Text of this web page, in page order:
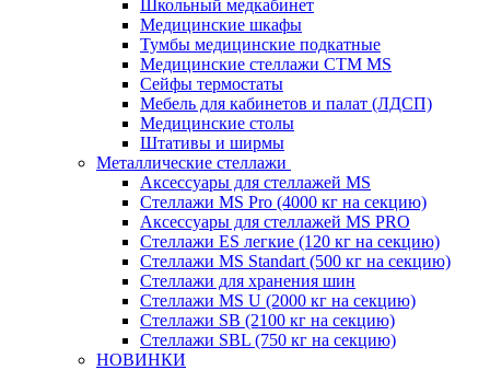
Школьный медкабинет
Медицинские шкафы
Тумбы медицинские подкатные
Медицинские стеллажи CTM MS
Сейфы термостаты
Мебель для кабинетов и палат (ЛДСП)
Медицинские столы
Штативы и ширмы
Металлические стеллажи
Аксессуары для стеллажей MS
Стеллажи MS Pro (4000 кг на секцию)
Аксессуары для стеллажей MS PRO
Стеллажи ES легкие (120 кг на секцию)
Стеллажи MS Standart (500 кг на секцию)
Стеллажи для хранения шин
Стеллажи MS U (2000 кг на секцию)
Стеллажи SB (2100 кг на секцию)
Стеллажи SBL (750 кг на секцию)
НОВИНКИ